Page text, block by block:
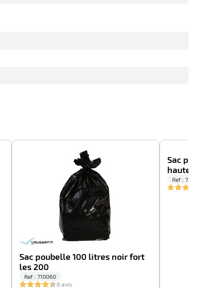
Sac poubelle 100 litres noir fort
les 200
Ref : 710060
8 avis
Sac
haute
Ref : 710045